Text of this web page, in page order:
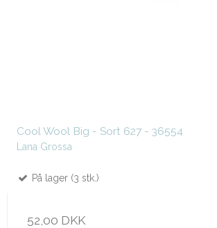
Cool Wool Big - Sort 627 - 36554
Lana Grossa
På lager (3 stk.)
52,00 DKK